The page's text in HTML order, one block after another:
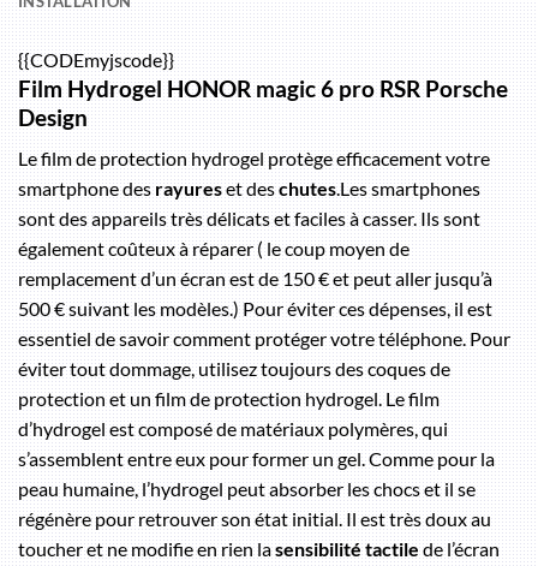
{{CODEmyjscode}}
Film Hydrogel HONOR magic 6 pro RSR Porsche
Design
Le film de protection hydrogel protège efficacement votre
smartphone desrayureset deschutes.Les smartphones
sont des appareils très délicats et faciles à casser. Ils sont
également coûteux à réparer ( le coup moyen de
remplacement d’un écran est de 150 € et peut aller jusqu’à
500 € suivant les modèles.) Pour éviter ces dépenses, il est
essentiel de savoir comment protéger votre téléphone. Pour
éviter tout dommage, utilisez toujours des coques de
protection et un film de protection hydrogel. Le film
d’hydrogel est composé de matériaux polymères, qui
s’assemblent entre eux pour former un gel. Comme pour la
peau humaine, l’hydrogel peut absorber les chocs et il se
régénère pour retrouver son état initial. Il est très doux au
toucher et ne modifie en rien lasensibilité tactilede l’écran